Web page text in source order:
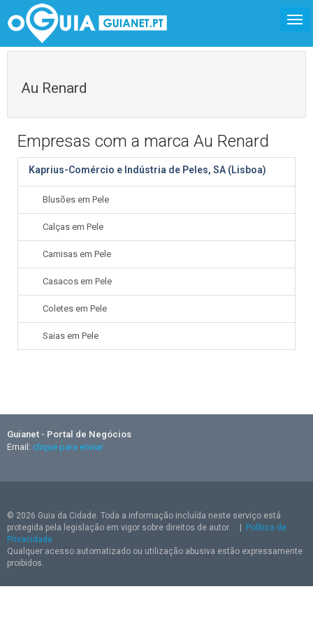
Au Renard
Empresas com a marca Au Renard
Kaprius-Comércio e Indústria de Peles, SA (Lisboa)
Blusões em Pele
Calças em Pele
Camisas em Pele
Casacos em Pele
Coletes em Pele
Saias em Pele
Guianet - Portal de Negócios
Email: clique para enviar
© 2026 Guia da Cidade. Toda a informação incluída neste serviço está
protegida pela legislação em vigor sobre direitos de autor.
Política de
Privacidade
Qualquer acesso automatizado ou utilização abusiva estão expressamente
proibidos.